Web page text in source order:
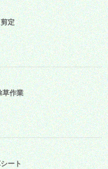
定
草作業
ート